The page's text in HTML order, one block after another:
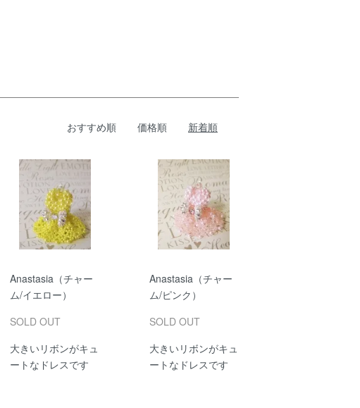
おすすめ順 価格順 新着順
Anastasia（チャー
ム/イエロー）
SOLD OUT
大きいリボンがキュ
ートなドレスです
Anastasia（チャー
ム/ピンク）
SOLD OUT
大きいリボンがキュ
ートなドレスです